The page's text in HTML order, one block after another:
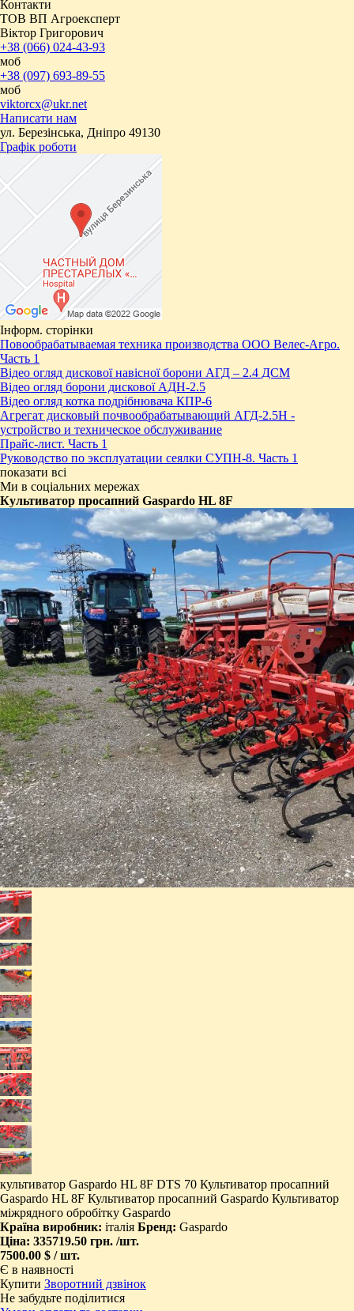
Контакти
ТОВ ВП Агроексперт
Віктор Григорович
+38 (066) 024-43-93
моб
+38 (097) 693-89-55
моб
viktorcx@ukr.net
Написати нам
ул. Березінська, Дніпро 49130
Графік роботи
Інформ. сторінки
Повообрабатываемая техника производства ООО Велес-Агро.
Часть 1
Відео огляд дискової навісної борони АГД – 2.4 ДСМ
Відео огляд борони дискової АДН-2.5
Відео огляд котка подрібнювача КПР-6
Агрегат дисковый почвообрабатывающий АГД-2.5Н -
устройство и техническое обслуживание
Прайс-лист. Часть 1
Руководство по эксплуатации сеялки СУПН-8. Часть 1
показати всі
Ми в соціальних мережах
Культиватор просапний Gaspardo HL 8F
культиватор Gaspardo HL 8F DTS 70 Культиватор просапний
Gaspardo HL 8F Культиватор просапний Gaspardo Культиватор
міжрядного обробітку Gaspardo
Країна виробник: італія Бренд: Gaspardo
Ціна: 335719.50 грн. /шт.
7500.00 $ / шт.
Є в наявності
Купити Зворотний дзвінок
Не забудьте поділитися